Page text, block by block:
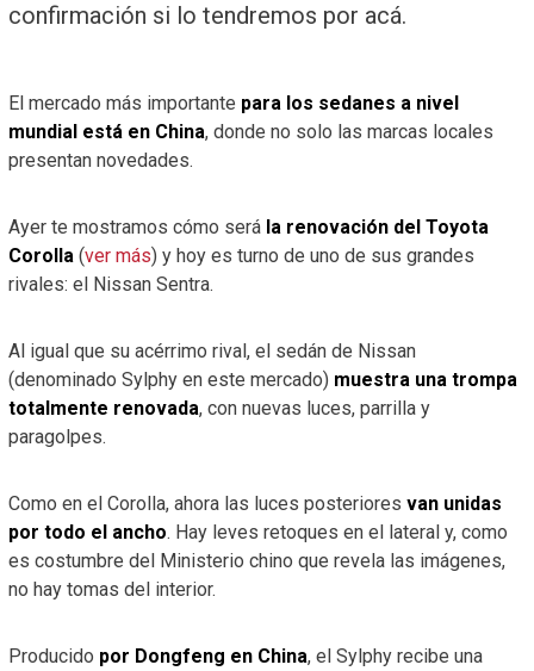
confirmación si lo tendremos por acá.
El mercado más importante para los sedanes a nivel
mundial está en China, donde no solo las marcas locales
presentan novedades.
Ayer te mostramos cómo será la renovación del Toyota
Corolla(ver más) y hoy es turno de uno de sus grandes
rivales: el Nissan Sentra.
Al igual que su acérrimo rival, el sedán de Nissan
(denominado Sylphy en este mercado) muestra una trompa
totalmente renovada, con nuevas luces, parrilla y
paragolpes.
Como en el Corolla, ahora las luces posteriores van unidas
por todo el ancho. Hay leves retoques en el lateral y, como
es costumbre del Ministerio chino que revela las imágenes,
no hay tomas del interior.
Producido por Dongfeng en China, el Sylphy recibe una